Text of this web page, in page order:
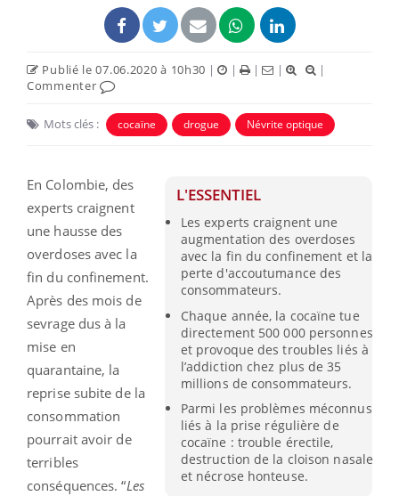
Publié le 07.06.2020 à 10h30 | | | |
|
Commenter
Mots clés : cocaïne drogue Névrite optique
L'ESSENTIEL
Les experts craignent une
augmentation des overdoses
avec la fin du confinement et la
perte d'accoutumance des
consommateurs.
Chaque année, la cocaïne tue
directement 500 000 personnes
et provoque des troubles liés à
l’addiction chez plus de 35
millions de consommateurs.
Parmi les problèmes méconnus
liés à la prise régulière de
cocaïne : trouble érectile,
destruction de la cloison nasale
et nécrose honteuse.
En Colombie, des
experts craignent
une hausse des
overdoses avec la
fin du confinement.
Après des mois de
sevrage dus à la
mise en
quarantaine, la
reprise subite de la
consommation
pourrait avoir de
terribles
conséquences. “Les